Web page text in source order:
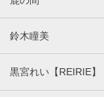
鈴木瞳美
黒宮れい【REIRIE】